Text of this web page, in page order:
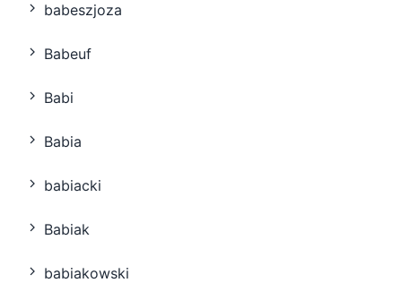
babeszjoza
Babeuf
Babi
Babia
babiacki
Babiak
babiakowski